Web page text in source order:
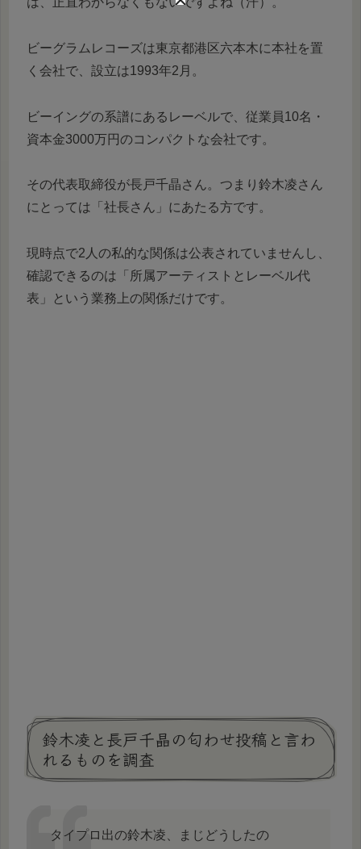
ビーグラムレコーズは東京都港区六本木に本社を置
く会社で、設立は1993年2月。
ビーイングの系譜にあるレーベルで、従業員10名・
資本金3000万円のコンパクトな会社です。
その代表取締役が長戸千晶さん。つまり鈴木凌さん
にとっては「社長さん」にあたる方です。
現時点で2人の私的な関係は公表されていませんし、
確認できるのは「所属アーティストとレーベル代
表」という業務上の関係だけです。
鈴木凌と長戸千晶の匂わせ投稿と言わ
れるものを調査
タイプロ出の鈴木凌、まじどうしたの